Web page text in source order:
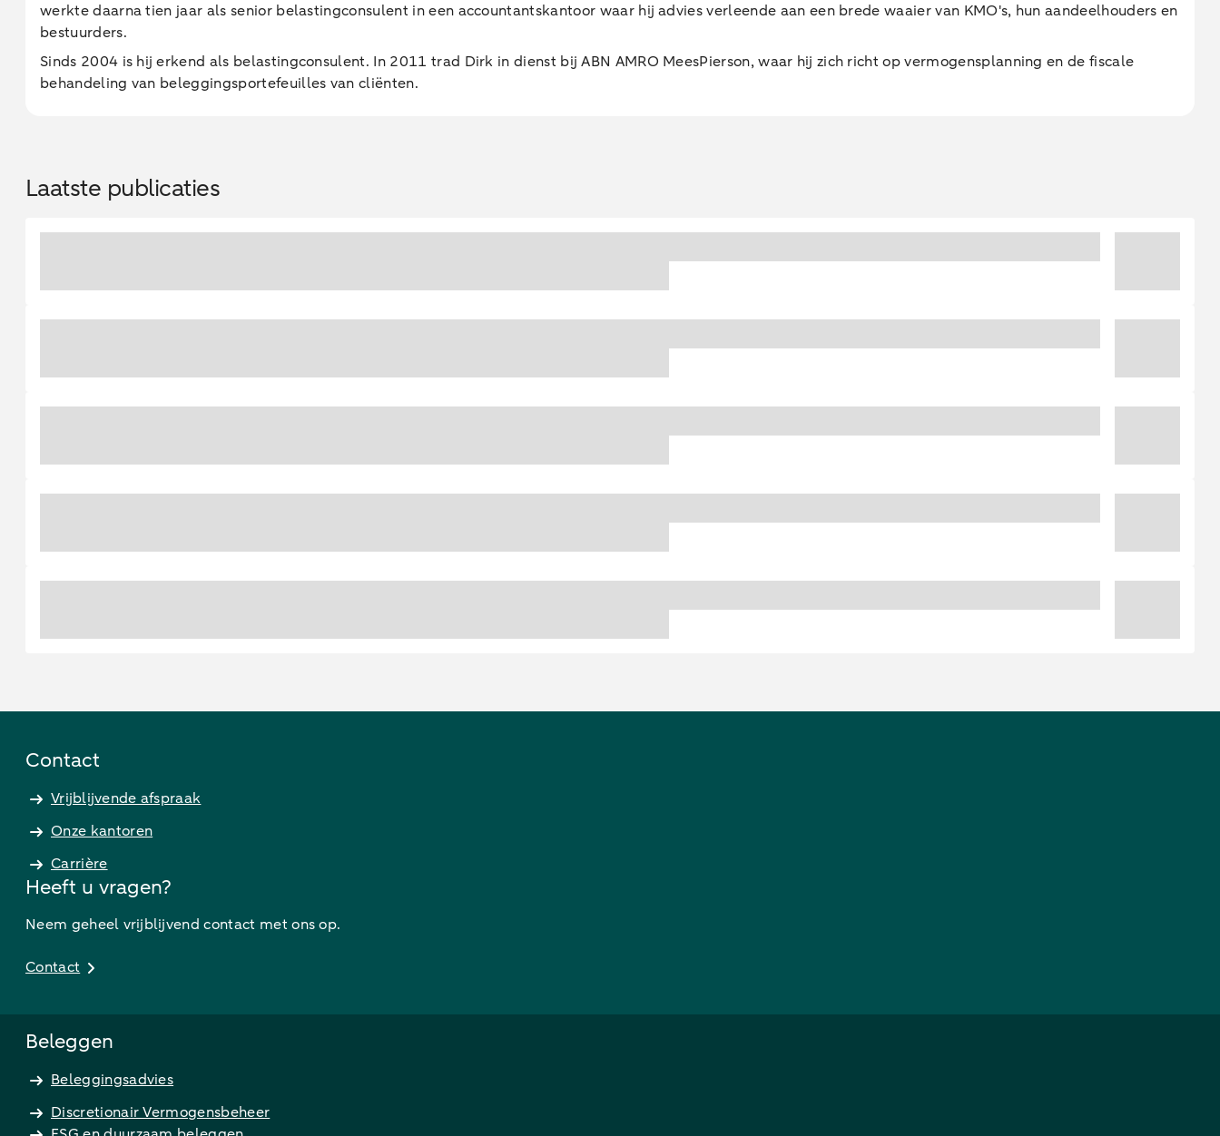
werkte daarna tien jaar als senior belastingconsulent in een accountantskantoor waar hij advies verleende aan een brede waaier van KMO's, hun aandeelhouders en
bestuurders.
Sinds 2004 is hij erkend als belastingconsulent. In 2011 trad Dirk in dienst bij ABN AMRO MeesPierson, waar hij zich richt op vermogensplanning en de fiscale
behandeling van beleggingsportefeuilles van cliënten.
Laatste publicaties
Contact
Vrijblijvende afspraak
Onze kantoren
Carrière
Heeft u vragen?
Neem geheel vrijblijvend contact met ons op.
Contact
Beleggen
Beleggingsadvies
Discretionair Vermogensbeheer